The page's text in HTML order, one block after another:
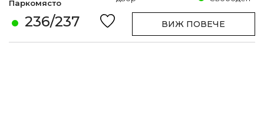
236/237
Паркомясто
ВИЖ ПОВЕЧЕ